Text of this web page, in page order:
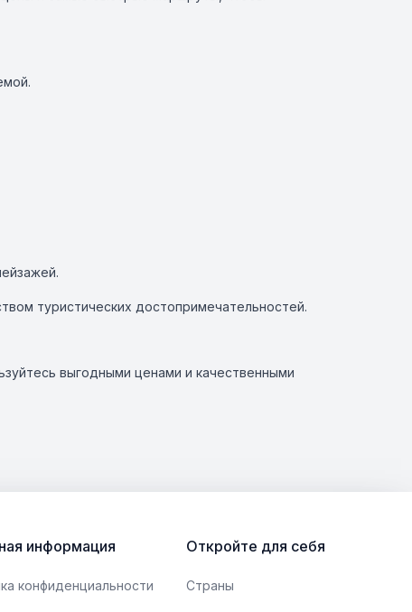
туристических достопримечательностей.
выгодными ценами и качественными
информация
конфиденциальности
Откройте для себя
Страны